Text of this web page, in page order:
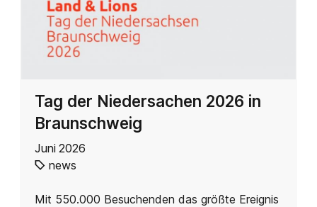
Tag der Niedersachen 2026 in
Braunschweig
Juni 2026
news
Mit 550.000 Besuchenden das größte Ereignis